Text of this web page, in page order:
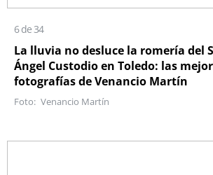
6 de 34
La lluvia no desluce la romería del
Ángel Custodio en Toledo: las
fotografías de Venancio Martín
Venancio Martín